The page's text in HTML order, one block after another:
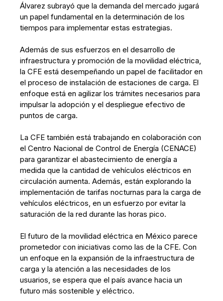
Álvarez subrayó que la demanda del mercado jugará
un papel fundamental en la determinación de los
tiempos para implementar estas estrategias.
Además de sus esfuerzos en el desarrollo de
infraestructura y promoción de la movilidad eléctrica,
la CFE está desempeñando un papel de facilitador en
el proceso de instalación de estaciones de carga. El
enfoque está en agilizar los trámites necesarios para
impulsar la adopción y el despliegue efectivo de
puntos de carga.
La CFE también está trabajando en colaboración con
el Centro Nacional de Control de Energía (CENACE)
para garantizar el abastecimiento de energía a
medida que la cantidad de vehículos eléctricos en
circulación aumenta. Además, están explorando la
implementación de tarifas nocturnas para la carga de
vehículos eléctricos, en un esfuerzo por evitar la
saturación de la red durante las horas pico.
El futuro de la movilidad eléctrica en México parece
prometedor con iniciativas como las de la CFE. Con
un enfoque en la expansión de la infraestructura de
carga y la atención a las necesidades de los
usuarios, se espera que el país avance hacia un
futuro más sostenible y eléctrico.